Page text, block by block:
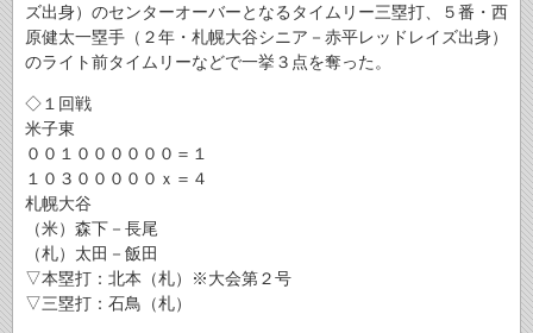
ズ出身）のセンターオーバーとなるタイムリー三塁打、５番・西
原健太一塁手（２年・札幌大谷シニア－赤平レッドレイズ出身）
のライト前タイムリーなどで一挙３点を奪った。
◇１回戦
米子東
００１００００００＝１
１０３０００００ｘ＝４
札幌大谷
（米）森下－長尾
（札）太田－飯田
▽本塁打：北本（札）※大会第２号
▽三塁打：石鳥（札）